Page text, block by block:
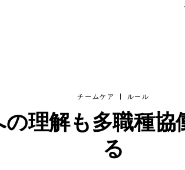
チームケア ルール
理解も多職種
る